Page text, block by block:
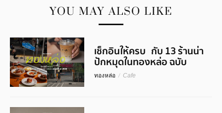
YOU MAY ALSO LIKE
เช็กอินให้ครบ กับ 13 ร้านน่า
ปักหมุดในทองหล่อ ฉบับ
อัพเดท 2026
ทองหล่อ / Cafe